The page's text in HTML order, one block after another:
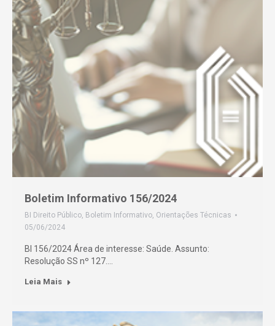
Boletim Informativo 156/2024
BI Direito Público, Boletim Informativo, Orientações Técnicas
05/06/2024
BI 156/2024 Área de interesse: Saúde. Assunto:
Resolução SS nº 127.…
Leia Mais